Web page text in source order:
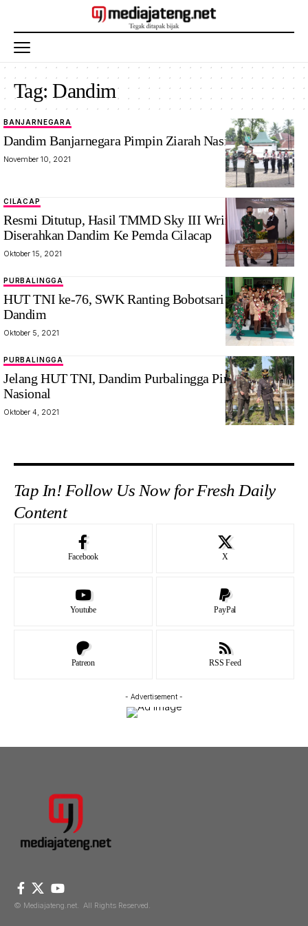
Tag:Dandim
BANJARNEGARA
Dandim Banjarnegara Pimpin Ziarah Nasional
November 10, 2021
CILACAP
Resmi Ditutup, Hasil TMMD Sky III Wringinharjo
Diserahkan Dandim Ke Pemda Cilacap
Oktober 15, 2021
PURBALINGGA
HUT TNI ke-76, SWK Ranting Bobotsari Datangi
Dandim
Oktober 5, 2021
PURBALINGGA
Jelang HUT TNI, Dandim Purbalingga Pimpin Ziarah
Nasional
Oktober 4, 2021
Tap In! Follow Us Now for Fresh Daily
Content
Facebook X
Youtube PayPal
Patreon RSS Feed
- Advertisement -
© Mediajateng.net. All Rights Reserved.